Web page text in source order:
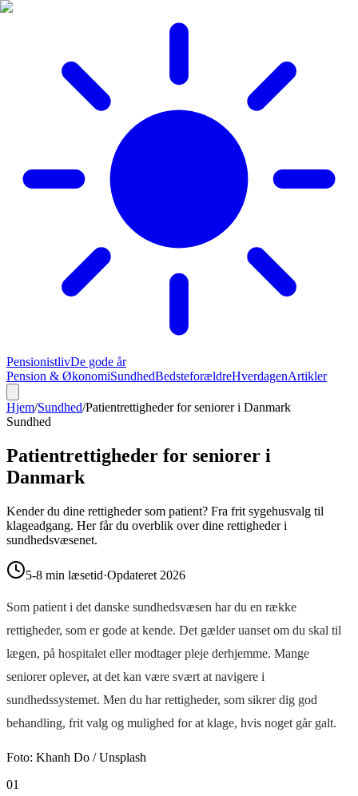
PensionistlivDe gode år
Pension & ØkonomiSundhedBedsteforældreHverdagenArtikler
Hjem/Sundhed/Patientrettigheder for seniorer i Danmark
Sundhed
Patientrettigheder for seniorer i
Danmark
Kender du dine rettigheder som patient? Fra frit sygehusvalg til
klageadgang. Her får du overblik over dine rettigheder i
sundhedsvæsenet.
5-8 min læsetid·Opdateret 2026
Som patient i det danske sundhedsvæsen har du en række
rettigheder, som er gode at kende. Det gælder uanset om du skal til
lægen, på hospitalet eller modtager pleje derhjemme. Mange
seniorer oplever, at det kan være svært at navigere i
sundhedssystemet. Men du har rettigheder, som sikrer dig god
behandling, frit valg og mulighed for at klage, hvis noget går galt.
Foto: Khanh Do / Unsplash
01